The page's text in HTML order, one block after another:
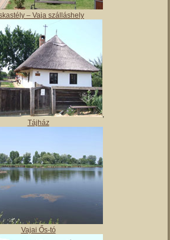
Vay Ádám Muzeális Gyűjteménye
– Vaja szálláshely